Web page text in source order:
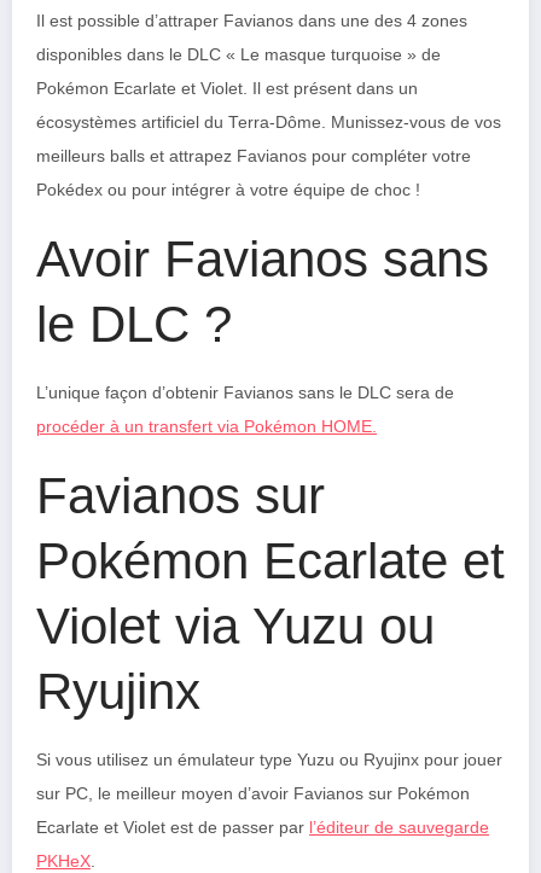
Il est possible d’attraper Favianos dans une des 4 zones
disponibles dans le DLC « Le masque turquoise » de
Pokémon Ecarlate et Violet. Il est présent dans un
écosystèmes artificiel du Terra-Dôme. Munissez-vous de vos
meilleurs balls et attrapez Favianos pour compléter votre
Pokédex ou pour intégrer à votre équipe de choc !
Avoir Favianos sans
le DLC ?
L’unique façon d’obtenir Favianos sans le DLC sera de
procéder à un transfert via Pokémon HOME.
Favianos sur
Pokémon Ecarlate et
Violet via Yuzu ou
Ryujinx
Si vous utilisez un émulateur type Yuzu ou Ryujinx pour jouer
sur PC, le meilleur moyen d’avoir Favianos sur Pokémon
Ecarlate et Violet est de passer par l’éditeur de sauvegarde
PKHeX.